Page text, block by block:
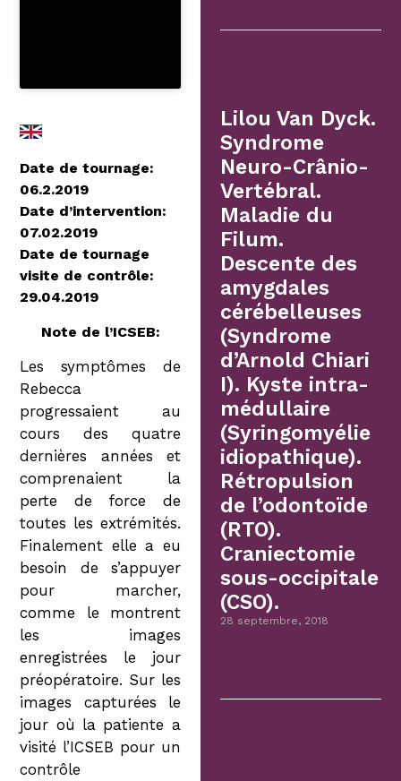
Date de tournage:
06.2.2019
Date d’intervention:
07.02.2019
Date de tournage
visite de contrôle:
29.04.2019
Note de l’ICSEB:
Les symptômes de
Rebecca
progressaient au
cours des quatre
dernières années et
comprenaient la
perte de force de
toutes les extrémités.
Finalement elle a eu
besoin de s’appuyer
pour marcher,
comme le montrent
les images
enregistrées le jour
préopératoire. Sur les
images capturées le
jour où la patiente a
visité l’ICSEB pour un
contrôle
Lilou Van Dyck.
Syndrome
Neuro-Crânio-
Vertébral.
Maladie du
Filum.
Descente des
amygdales
cérébelleuses
(Syndrome
d’Arnold Chiari
I). Kyste intra-
médullaire
(Syringomyélie
idiopathique).
Rétropulsion
de l’odontoïde
(RTO).
Craniectomie
sous-occipitale
(CSO).
28 septembre, 2018